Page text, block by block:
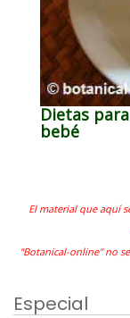
Dietas
bebé
El material que aquí
"Botanical-online" no
Especial